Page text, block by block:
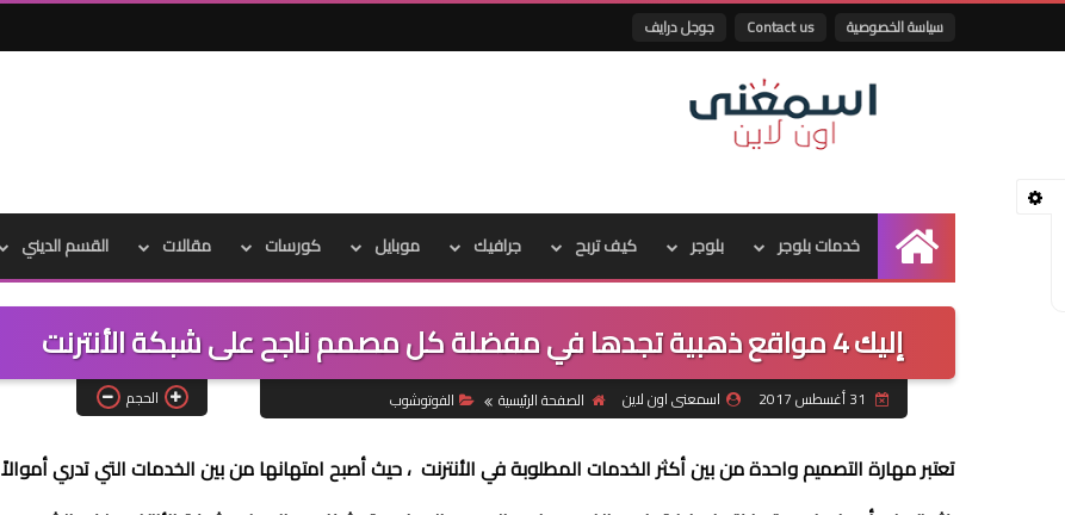
سياسة الخصوصية Contact us جوجل درايف
الرئيسية
خدمات بلوجر بلوجر كيف تربح جرافيك موبايل كورسات مقالات القسم الديني
إليك 4 مواقع ذهبية تجدها في مفضلة كل مصمم ناجح على شبكة الأنترنت
اسمعنى اون لاين الصفحة الرئيسية الفوتوشوب الحجم
تعتبر مهارة التصميم واحدة من بين أكثر الخدمات المطلوبة في الأنترنت ، حيث أصبح امتهانها من بين الخدمات التي تدري أموالاً